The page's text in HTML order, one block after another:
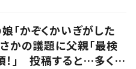
「かぞくかいぎがした
さかの議題に父親「最検
！」 投稿すると…多くの